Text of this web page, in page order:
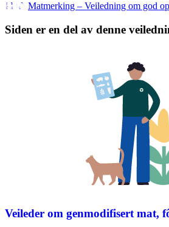
Matmerking – Veiledning om god
Siden er en del av denne
Veileder om genmodifisert mat,